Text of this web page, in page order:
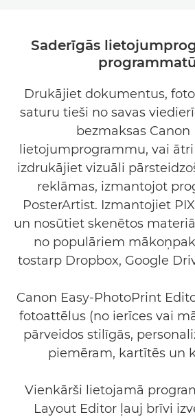
Saderīgās
Drukājiet dokumentus,
saturu tieši no savas
bezmaksas Canon
lietojumprogrammu, vai
izdrukājiet vizuāli
reklāmas, izmantojot
PosterArtist. Izmantojiet
un nosūtiet skenētos
no populāriem
tostarp Dropbox, Google
Canon Easy-PhotoPrint
fotoattēlus (no ierīces vai
pārveidos stilīgās,
piemēram, kartītēs un
Vienkārši lietojamā
Layout Editor ļauj brīvi